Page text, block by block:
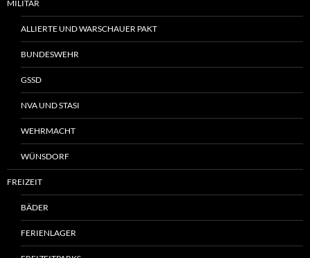
MILITÄR
ALLIERTE UND WARSCHAUER PAKT
BUNDESWEHR
GSSD
NVA UND STASI
WEHRMACHT
WÜNSDORF
FREIZEIT
BÄDER
FERIENLAGER